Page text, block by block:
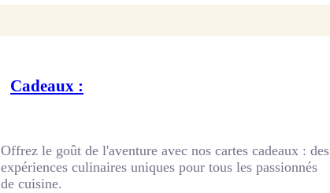
Cadeaux :
Offrez le goût de l'aventure avec nos cartes cadeaux : des
expériences culinaires uniques pour tous les passionnés
de cuisine.